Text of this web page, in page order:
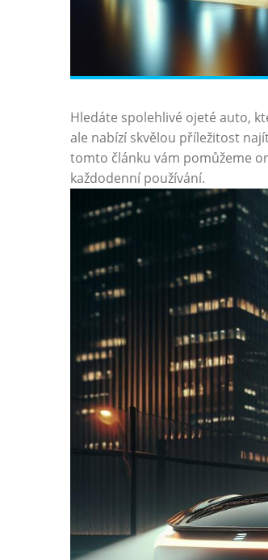
Hledáte spolehlivé ojeté auto,
ale nabízí skvělou příležitost
tomto článku vám pomůžeme
každodenní používání.